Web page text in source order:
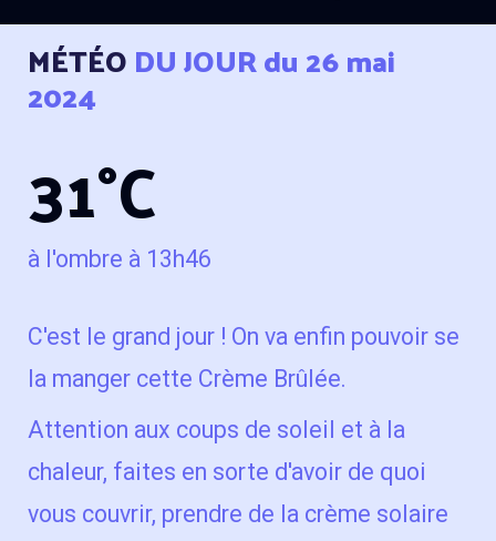
MÉTÉODU JOURdu 26 mai
2024
31°C
à l'ombre à 13h46
C'est le grand jour ! On va enfin pouvoir se
la manger cette Crème Brûlée.
Attention aux coups de soleil et à la
chaleur, faites en sorte d'avoir de quoi
vous couvrir, prendre de la crème solaire